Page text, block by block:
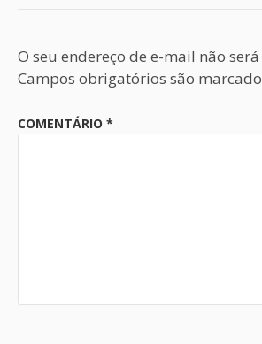
O seu endereço de e-mail não
Campos obrigatórios são
COMENTÁRIO *